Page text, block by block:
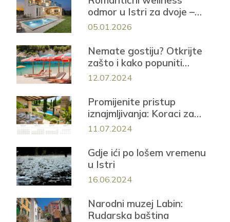
odmor u Istri za dvoje –
Casa Mayren s privatnom
05.01.2026
Nemate gostiju? Otkrijte
zašto i kako popuniti
smještaj iduće sezone!
12.07.2024
Promijenite pristup
iznajmljivanja: Koraci za
uspješnu sezonu
11.07.2024
Gdje ići po lošem vremenu
u Istri
16.06.2024
Narodni muzej Labin:
Rudarska baština